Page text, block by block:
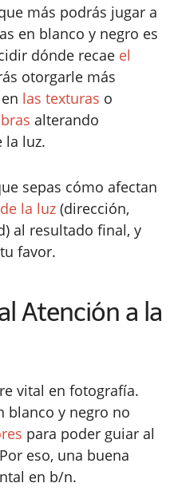
más podrás jugar a
en blanco y negro es
dónde recae el
otorgarle más
las texturas o
alterando
la luz.
sepas cómo afectan
la luz (dirección,
al resultado final, y
favor.
Atención a la
vital en fotografía.
blanco y negro no
para poder guiar al
eso, una buena
en b/n.